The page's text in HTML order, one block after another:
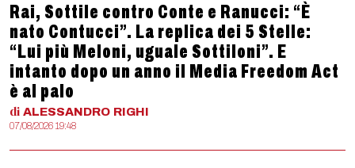
Rai, Sottile contro Conte e Ranucci: “È
nato Contucci”. La replica dei 5 Stelle:
“Lui più Meloni, uguale Sottiloni”. E
intanto dopo un anno il Media Freedom Act
è al palo
di ALESSANDRO RIGHI
07/08/2026 19:48